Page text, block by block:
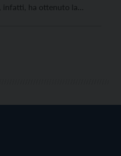
infatti, ha ottenuto la